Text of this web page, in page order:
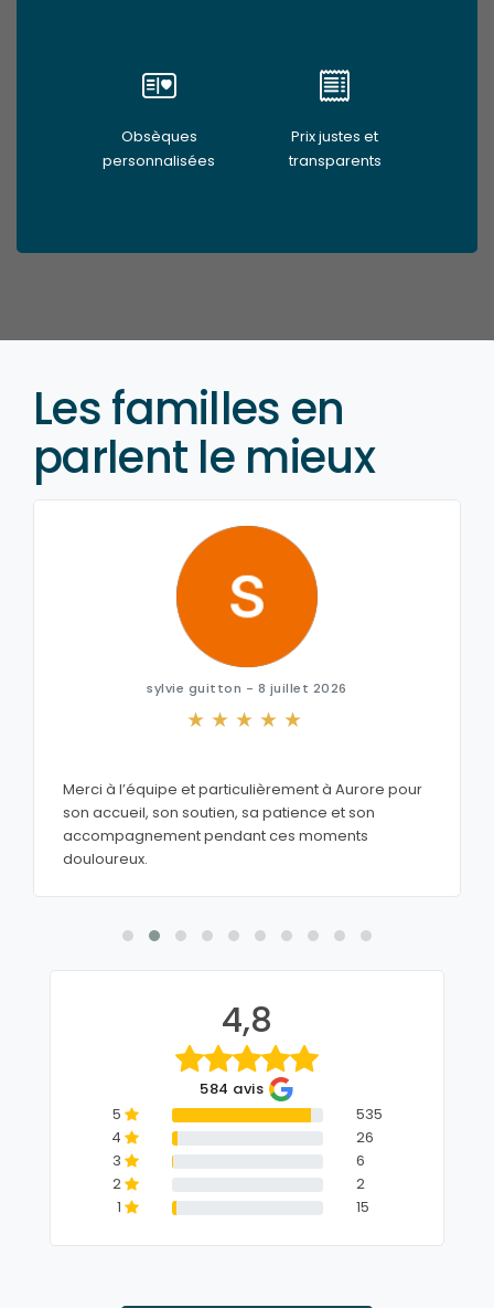
Obsèques
personnalisées
Prix justes et
transparents
Les familles en
parlent le mieux
sylvie guitton - 8 juillet 2026
Merci à l’équipe et particulièrement à Aurore pour
son accueil, son soutien, sa patience et son
accompagnement pendant ces moments
douloureux.
4,8
584 avis
5
535
4
26
3
6
2
2
1
15